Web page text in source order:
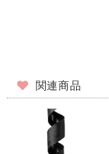
関連商品